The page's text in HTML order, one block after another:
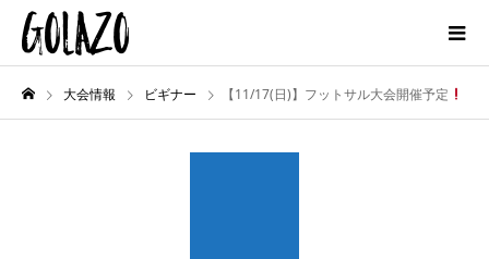
大会情報 ビギナー 【11/17(日)】フットサル大会開催予定